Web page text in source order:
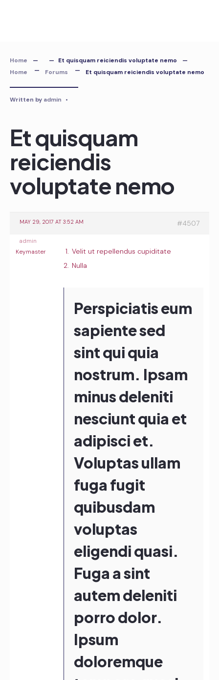
Home
Et quisquam reiciendis voluptate nemo
Home
Forums Et quisquam reiciendis voluptate nemo
Written by admin •
Et quisquam
reiciendis
voluptate nemo
MAY 29, 2017 AT 3:52 AM #4507
admin
Keymaster
Velit ut repellendus cupiditate
Nulla
Perspiciatis eum
sapiente sed
sint qui quia
nostrum. Ipsam
minus deleniti
nesciunt quia et
adipisci et.
Voluptas ullam
fuga fugit
quibusdam
voluptas
eligendi quasi.
Fuga a sint
autem deleniti
porro dolor.
Ipsum
doloremque